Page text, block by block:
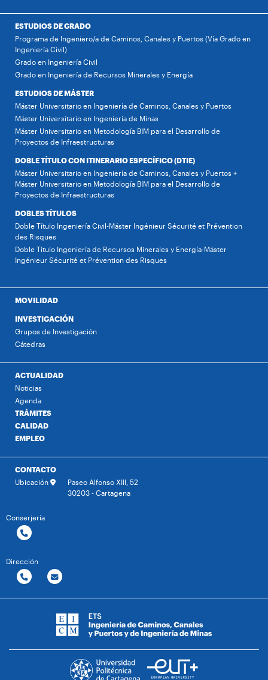
ESTUDIOS DE GRADO
Programa de Ingeniero/a de Caminos, Canales y Puertos (Vía Grado en
Ingeniería Civil)
Grado en Ingeniería Civil
Grado en Ingeniería de Recursos Minerales y Energía
ESTUDIOS DE MÁSTER
Máster Universitario en Ingeniería de Caminos, Canales y Puertos
Máster Universitario en Ingeniería de Minas
Máster Universitario en Metodología BIM para el Desarrollo de
Proyectos de Infraestructuras
DOBLE TÍTULO CON ITINERARIO ESPECÍFICO (DTIE)
Máster Universitario en Ingeniería de Caminos, Canales y Puertos +
Máster Universitario en Metodología BIM para el Desarrollo de
Proyectos de Infraestructuras
DOBLES TÍTULOS
Doble Título Ingeniería Civil-Máster Ingénieur Sécurité et Prévention
des Risques
Doble Título Ingeniería de Recursos Minerales y Energía-Máster
Ingénieur Sécurité et Prévention des Risques
MOVILIDAD
INVESTIGACIÓN
Grupos de Investigación
Cátedras
ACTUALIDAD
Noticias
Agenda
TRÁMITES
CALIDAD
EMPLEO
CONTACTO
Ubicación
Paseo Alfonso XIII, 52
30203 - Cartagena
Conserjería
Dirección